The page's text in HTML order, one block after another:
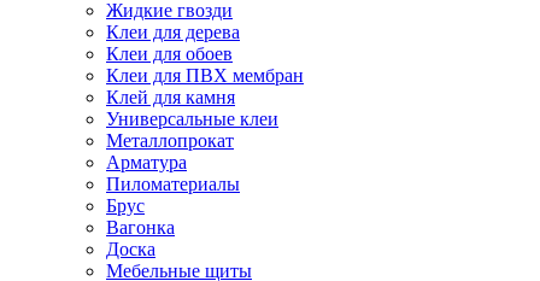
Жидкие гвозди
Клеи для дерева
Клеи для обоев
Клеи для ПВХ мембран
Клей для камня
Универсальные клеи
Металлопрокат
Арматура
Пиломатериалы
Брус
Вагонка
Доска
Мебельные щиты